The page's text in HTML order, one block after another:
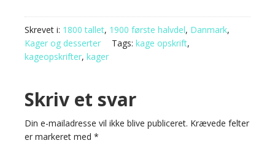
Skrevet i: 1800 tallet, 1900 første halvdel, Danmark,
Kager og desserter
Tags: kage opskrift,
kageopskrifter, kager
Skriv et svar
Din e-mailadresse vil ikke blive publiceret. Krævede felter
er markeret med *